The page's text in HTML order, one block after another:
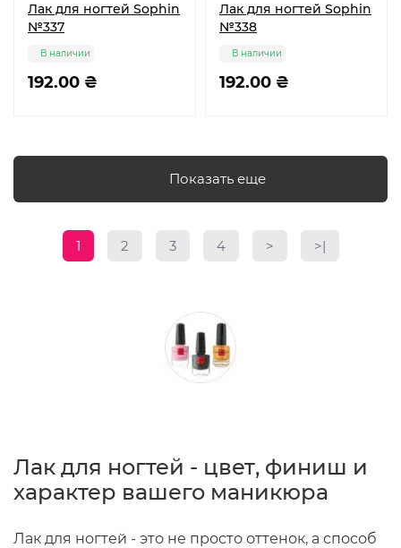
Лак для ногтей Sophin
№337
192.00 ₴
В наличии
Лак для ногтей Sophin
№338
192.00 ₴
В наличии
Показать еще
1 2 3 4 > >|
Лак для ногтей - цвет, финиш и
характер вашего маникюра
Лак для ногтей - это не просто оттенок, а способ